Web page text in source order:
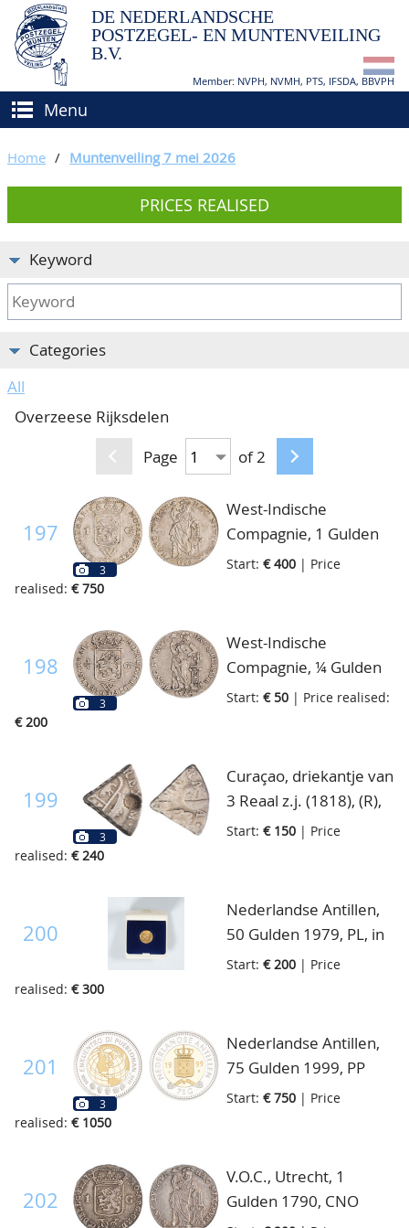
DE NEDERLANDSCHE
POSTZEGEL- EN MUNTENVEILING
B.V.
Member: NVPH, NVMH, PTS, IFSDA, BBVPH
Menu
BUY AND SELL
How to sell?
How to buy?
Conditions
BIDDING
APPRAISALS
CATALOGUE/RESULTS
CALENDAR
80 Years NPV
Home / Muntenveiling 7 mei 2026
PRICES REALISED
Keyword
Categories
All
Overzeese Rijksdelen
Page
of 2
197
3
West-Indische
Compagnie, 1 Gulden
1794, CNO 58.2, ca.
Start: € 400 | Price
realised: € 750
198
3
West-Indische
Compagnie, ¼ Gulden
1794, CNO 58.3, zeer
Start: € 50 | Price realised:
€ 200
199
3
Curaçao, driekantje van
3 Reaal z.j. (1818), (R),
met lange omhaal aan
Start: € 150 | Price
realised: € 240
200
Nederlandse Antillen,
50 Gulden 1979, PL, in
cassette
Start: € 200 | Price
realised: € 300
201
3
Nederlandse Antillen,
75 Gulden 1999, PP
Start: € 750 | Price
realised: € 1050
202
V.O.C., Utrecht, 1
Gulden 1790, CNO